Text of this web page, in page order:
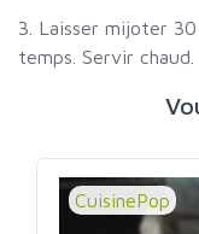
3. Laisser mijoter
temps. Servir chaud.
CuisinePop